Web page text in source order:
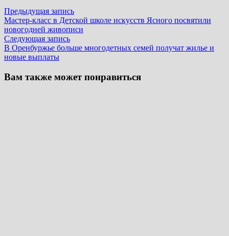
Навигация
по
записям
Предыдущая записьПредыдущая
запись:
Мастер-класс в Детской школе искусств Ясного посвятили
новогодней живописи
Следующая записьСледующая
запись:
В Оренбуржье больше многодетных семей получат жилье и
новые выплаты
Вам также может понравиться